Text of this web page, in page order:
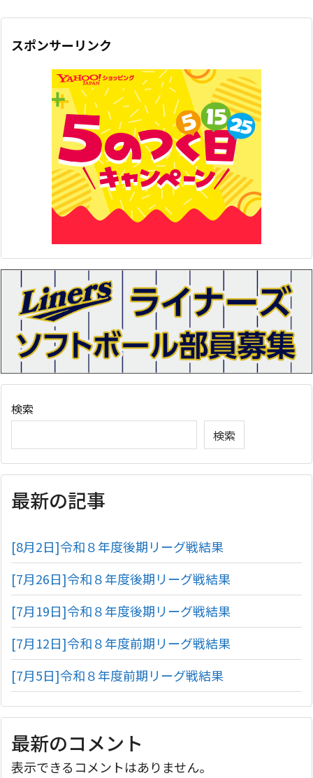
スポンサーリンク
検索
検索
最新の記事
[8月2日]令和８年度後期リーグ戦結果
[7月26日]令和８年度後期リーグ戦結果
[7月19日]令和８年度後期リーグ戦結果
[7月12日]令和８年度前期リーグ戦結果
[7月5日]令和８年度前期リーグ戦結果
最新のコメント
表示できるコメントはありません。